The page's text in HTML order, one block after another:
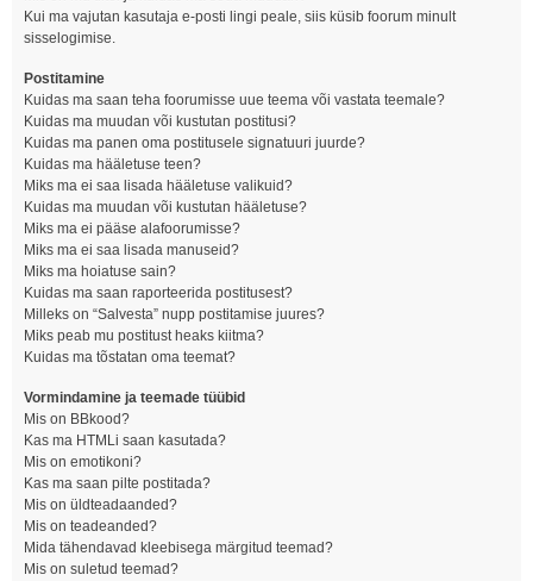
Kui ma vajutan kasutaja e-posti lingi peale, siis küsib foorum minult
sisselogimise.
Postitamine
Kuidas ma saan teha foorumisse uue teema või vastata teemale?
Kuidas ma muudan või kustutan postitusi?
Kuidas ma panen oma postitusele signatuuri juurde?
Kuidas ma hääletuse teen?
Miks ma ei saa lisada hääletuse valikuid?
Kuidas ma muudan või kustutan hääletuse?
Miks ma ei pääse alafoorumisse?
Miks ma ei saa lisada manuseid?
Miks ma hoiatuse sain?
Kuidas ma saan raporteerida postitusest?
Milleks on “Salvesta” nupp postitamise juures?
Miks peab mu postitust heaks kiitma?
Kuidas ma tõstatan oma teemat?
Vormindamine ja teemade tüübid
Mis on BBkood?
Kas ma HTMLi saan kasutada?
Mis on emotikoni?
Kas ma saan pilte postitada?
Mis on üldteadaanded?
Mis on teadeanded?
Mida tähendavad kleebisega märgitud teemad?
Mis on suletud teemad?